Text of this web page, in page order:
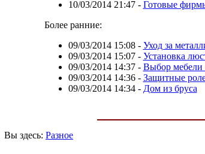
10/03/2014 21:47- Готовые
Более ранние:
09/03/2014 15:08- Уход за
09/03/2014 15:07- Установка
09/03/2014 14:37- Выбор мебели
09/03/2014 14:36- Защитные
09/03/2014 14:34- Дом из бруса
Вы здесь: Разное